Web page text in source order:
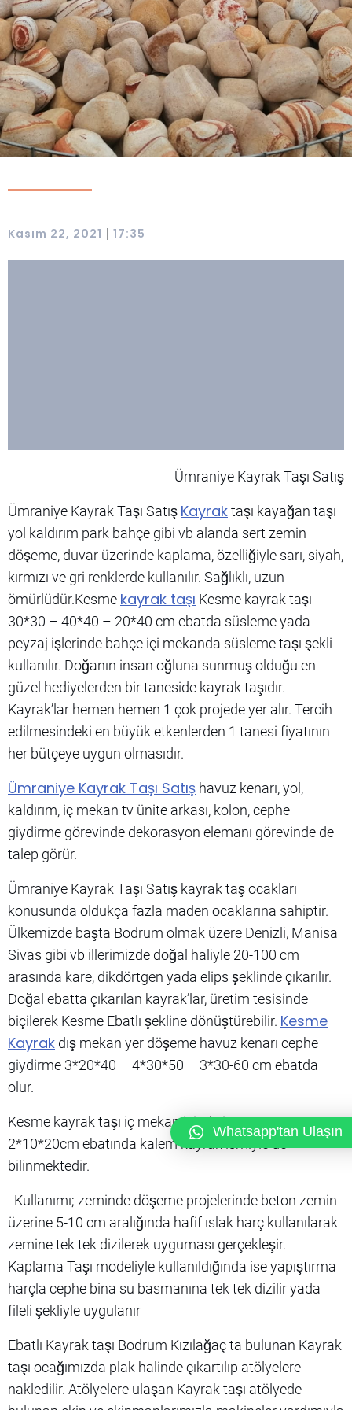
Kasım 22, 2021 | 17:35
Ümraniye Kayrak Taşı Satış
Ümraniye Kayrak Taşı Satış Kayraktaşı kayağan taşı
yol kaldırım park bahçe gibi vb alanda sert zemin
döşeme, duvar üzerinde kaplama, özelliğiyle sarı, siyah,
kırmızı ve gri renklerde kullanılır. Sağlıklı, uzun
ömürlüdür.Kesme kayrak taşı Kesme kayrak taşı
30*30 – 40*40 – 20*40 cm ebatda süsleme yada
peyzaj işlerinde bahçe içi mekanda süsleme taşı şekli
kullanılır. Doğanın insan oğluna sunmuş olduğu en
güzel hediyelerden bir taneside kayrak taşıdır.
Kayrak’lar hemen hemen 1 çok projede yer alır. Tercih
edilmesindeki en büyük etkenlerden 1 tanesi fiyatının
her bütçeye uygun olmasıdır.
Ümraniye Kayrak Taşı Satış havuz kenarı, yol,
kaldırım, iç mekan tv ünite arkası, kolon, cephe
giydirme görevinde dekorasyon elemanı görevinde de
talep görür.
Ümraniye Kayrak Taşı Satış kayrak taş ocakları
konusunda oldukça fazla maden ocaklarına sahiptir.
Ülkemizde başta Bodrum olmak üzere Denizli, Manisa
Sivas gibi vb illerimizde doğal haliyle 20-100 cm
arasında kare, dikdörtgen yada elips şeklinde çıkarılır.
Doğal ebatta çıkarılan kayrak’lar, üretim tesisinde
biçilerek Kesme Ebatlı şekline dönüştürebilir. Kesme
Kayrak dış mekan yer döşeme havuz kenarı cephe
giydirme 3*20*40 – 4*30*50 – 3*30-60 cm ebatda
olur.
Kesme kayrak taşı iç mekan işinde ise 2*5*20 –
2*10*20cm ebatında kalem kayrak ismiyle de
bilinmektedir.
Kullanımı; zeminde döşeme projelerinde beton zemin
üzerine 5-10 cm aralığında hafif ıslak harç kullanılarak
zemine tek tek dizilerek uyguması gerçekleşir.
Kaplama Taşı modeliyle kullanıldığında ise yapıştırma
harçla cephe bina su basmanına tek tek dizilir yada
fileli şekliyle uygulanır
Ebatlı Kayrak taşı Bodrum Kızılağaç ta bulunan Kayrak
taşı ocağımızda plak halinde çıkartılıp atölyelere
nakledilir. Atölyelere ulaşan Kayrak taşı atölyede
Whatsapp'tan Ulaşın